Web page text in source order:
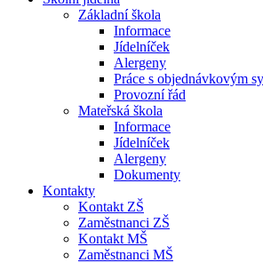
Základní škola
Informace
Jídelníček
Alergeny
Práce s objednávkovým
Provozní řád
Mateřská škola
Informace
Jídelníček
Alergeny
Dokumenty
Kontakty
Kontakt ZŠ
Zaměstnanci ZŠ
Kontakt MŠ
Zaměstnanci MŠ